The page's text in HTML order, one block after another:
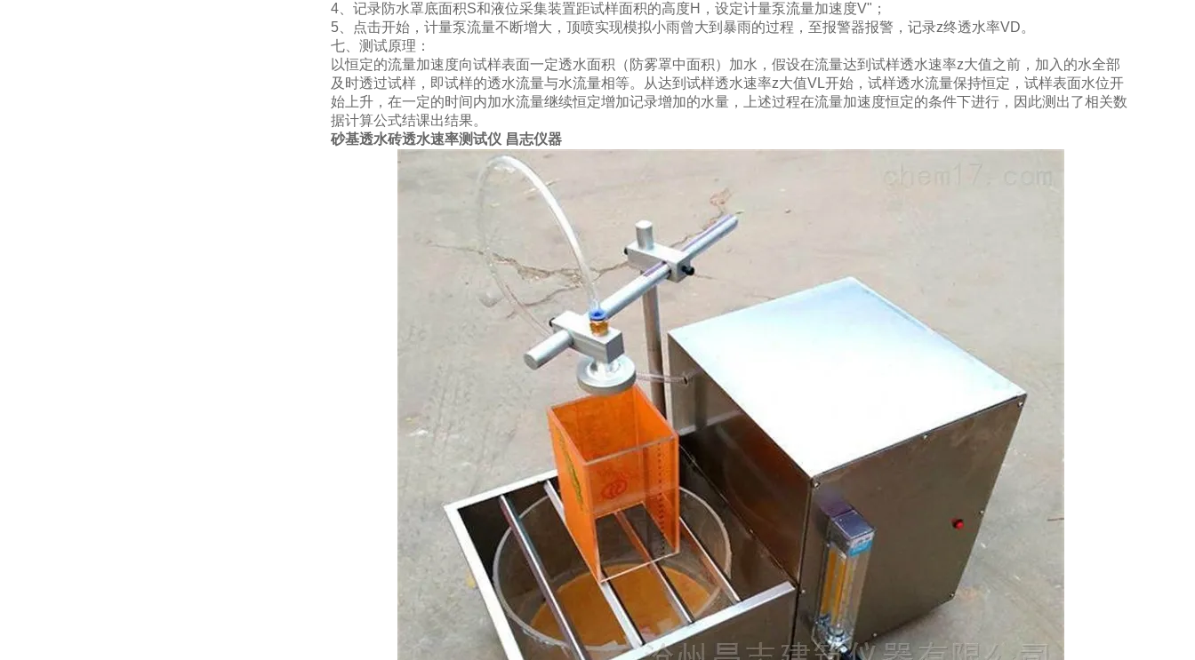
4、记录防水罩底面积S和液位采集装置距试样面积的高度H，设定计量泵流量加速度V"；
5、点击开始，计量泵流量不断增大，顶喷实现模拟小雨曾大到暴雨的过程，至报警器报警，记录z终透水率VD。
七、测试原理：
以恒定的流量加速度向试样表面一定透水面积（防雾罩中面积）加水，假设在流量达到试样透水速率z大值之前，加入的水全部
及时透过试样，即试样的透水流量与水流量相等。从达到试样透水速率z大值VL开始，试样透水流量保持恒定，试样表面水位开
始上升，在一定的时间内加水流量继续恒定增加记录增加的水量，上述过程在流量加速度恒定的条件下进行，因此测出了相关数
据计算公式结课出结果。
砂基透水砖透水速率测试仪 昌志仪器